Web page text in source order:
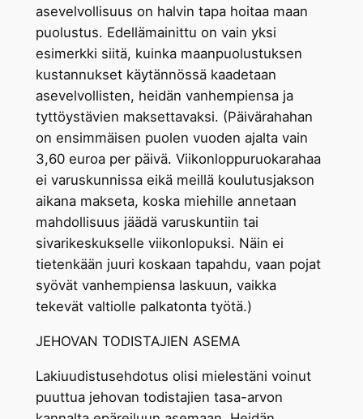
asevelvollisuus on halvin tapa hoitaa maan
puolustus. Edellämainittu on vain yksi
esimerkki siitä, kuinka maanpuolustuksen
kustannukset käytännössä kaadetaan
asevelvollisten, heidän vanhempiensa ja
tyttöystävien maksettavaksi. (Päivärahahan
on ensimmäisen puolen vuoden ajalta vain
3,60 euroa per päivä. Viikonloppuruokarahaa
ei varuskunnissa eikä meillä koulutusjakson
aikana makseta, koska miehille annetaan
mahdollisuus jäädä varuskuntiin tai
sivarikeskukselle viikonlopuksi. Näin ei
tietenkään juuri koskaan tapahdu, vaan pojat
syövät vanhempiensa laskuun, vaikka
tekevät valtiolle palkatonta työtä.)
JEHOVAN TODISTAJIEN ASEMA
Lakiuudistusehdotus olisi mielestäni voinut
puuttua jehovan todistajien tasa-arvon